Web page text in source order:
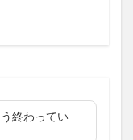
終わってい